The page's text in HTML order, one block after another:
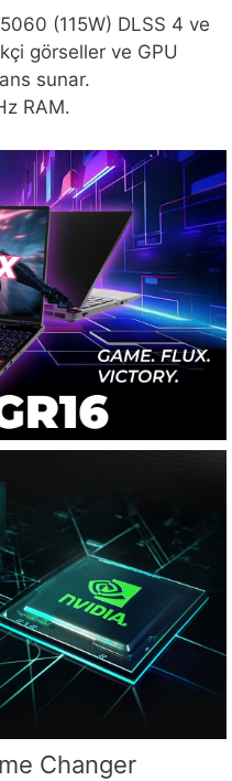
(115W) DLSS 4 ve
görseller ve GPU
sunar.
RAM.
Changer